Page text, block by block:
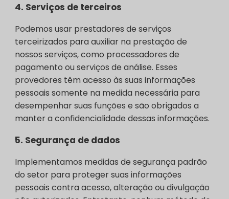
4. Serviços de terceiros
Podemos usar prestadores de serviços
terceirizados para auxiliar na prestação de
nossos serviços, como processadores de
pagamento ou serviços de análise. Esses
provedores têm acesso às suas informações
pessoais somente na medida necessária para
desempenhar suas funções e são obrigados a
manter a confidencialidade dessas informações.
5. Segurança de dados
Implementamos medidas de segurança padrão
do setor para proteger suas informações
pessoais contra acesso, alteração ou divulgação